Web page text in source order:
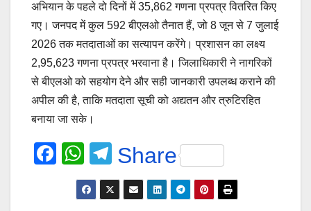
अभियान के पहले दो दिनों में 35,862 गणना प्रपत्र वितरित किए
गए। जनपद में कुल 592 बीएलओ तैनात हैं, जो 8 जून से 7 जुलाई
2026 तक मतदाताओं का सत्यापन करेंगे। प्रशासन का लक्ष्य
2,95,623 गणना प्रपत्र भरवाना है। जिलाधिकारी ने नागरिकों
से बीएलओ को सहयोग देने और सही जानकारी उपलब्ध कराने की
अपील की है, ताकि मतदाता सूची को अद्यतन और त्रुटिरहित
बनाया जा सके।
F
W
h
at
T
el
e
Share